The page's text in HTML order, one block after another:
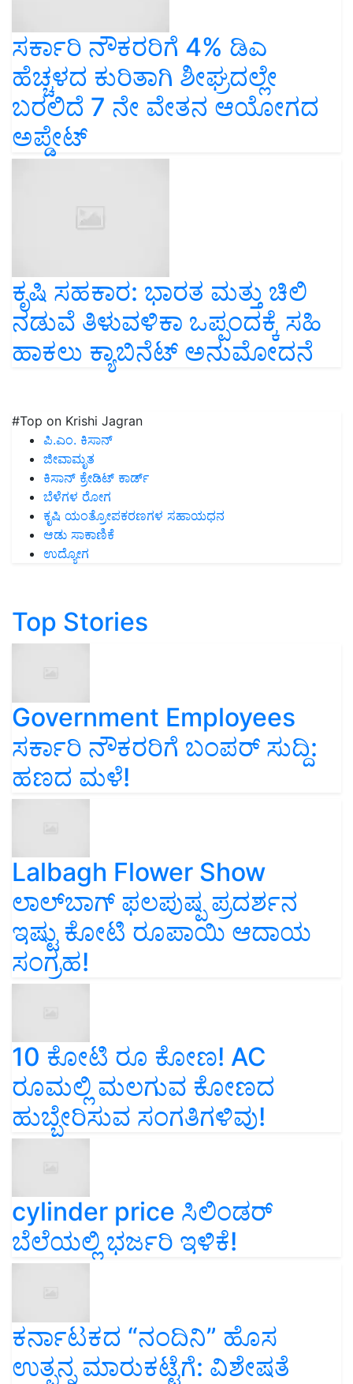
ಸರ್ಕಾರಿ ನೌಕರರಿಗೆ 4% ಡಿಎ
ಹೆಚ್ಚಳದ ಕುರಿತಾಗಿ ಶೀಘ್ರದಲ್ಲೇ
ಬರಲಿದೆ 7 ನೇ ವೇತನ ಆಯೋಗದ
ಅಪ್ಡೇಟ್‌
ಕೃಷಿ ಸಹಕಾರ: ಭಾರತ ಮತ್ತು ಚಿಲಿ
ನಡುವೆ ತಿಳುವಳಿಕಾ ಒಪ್ಪಂದಕ್ಕೆ ಸಹಿ
ಹಾಕಲು ಕ್ಯಾಬಿನೆಟ್ ಅನುಮೋದನೆ
#Top on Krishi Jagran
ಪಿ.ಎಂ. ಕಿಸಾನ್
ಜೀವಾಮೃತ
ಕಿಸಾನ್ ಕ್ರೇಡಿಟ್ ಕಾರ್ಡ್
ಬೆಳೆಗಳ ರೋಗ
ಕೃಷಿ ಯಂತ್ರೋಪಕರಣಗಳ ಸಹಾಯಧನ
ಆಡು ಸಾಕಾಣಿಕೆ
ಉದ್ಯೋಗ
Top Stories
Government Employees
ಸರ್ಕಾರಿ ನೌಕರರಿಗೆ ಬಂಪರ್‌ ಸುದ್ದಿ:
ಹಣದ ಮಳೆ!
Lalbagh Flower Show
ಲಾಲ್‌ಬಾಗ್ ಫಲಪುಷ್ಪ ಪ್ರದರ್ಶನ
ಇಷ್ಟು ಕೋಟಿ ರೂಪಾಯಿ ಆದಾಯ
ಸಂಗ್ರಹ!
10 ಕೋಟಿ ರೂ ಕೋಣ! AC
ರೂಮಲ್ಲಿ ಮಲಗುವ ಕೋಣದ
ಹುಬ್ಬೇರಿಸುವ ಸಂಗತಿಗಳಿವು!
cylinder price ಸಿಲಿಂಡರ್‌
ಬೆಲೆಯಲ್ಲಿ ಭರ್ಜರಿ ಇಳಿಕೆ!
ಕರ್ನಾಟಕದ “ನಂದಿನಿ” ಹೊಸ
ಉತ್ಪನ್ನ ಮಾರುಕಟ್ಟೆಗೆ: ವಿಶೇಷತೆ